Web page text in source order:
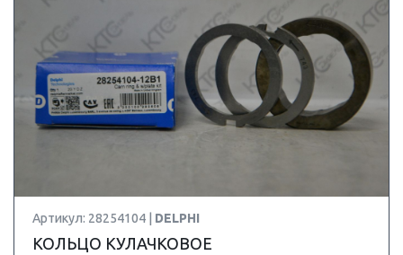
Артикул: 28254104 | DELPHI
КОЛЬЦО КУЛАЧКОВОЕ